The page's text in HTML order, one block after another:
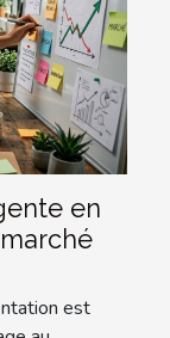
en
est